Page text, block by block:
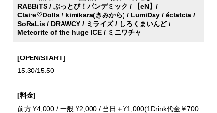
RABBiTS / ぶっとび！パンデミック / 【eN】/
Claire♡Dolls / kimikara(きみから) / LumiDay / éclatcia /
SoRaLis / DRAWCY / ミライズ / しろくまいんど /
Meteorite of the huge ICE / ミニワチャ
[OPEN/START]
15:30/15:50
[料金]
前方 ¥4,000 / 一般 ¥2,000 / 当日＋¥1,000(1Drink代金￥700